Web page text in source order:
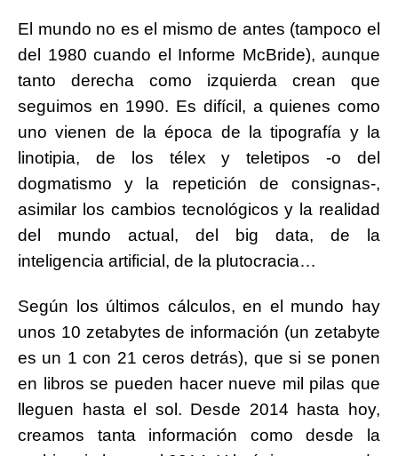
El mundo no es el mismo de antes (tampoco el
del 1980 cuando el Informe McBride), aunque
tanto derecha como izquierda crean que
seguimos en 1990. Es difícil, a quienes como
uno vienen de la época de la tipografía y la
linotipia, de los télex y teletipos -o del
dogmatismo y la repetición de consignas-,
asimilar los cambios tecnológicos y la realidad
del mundo actual, del big data, de la
inteligencia artificial, de la plutocracia…
Según los últimos cálculos, en el mundo hay
unos 10 zetabytes de información (un zetabyte
es un 1 con 21 ceros detrás), que si se ponen
en libros se pueden hacer nueve mil pilas que
lleguen hasta el sol. Desde 2014 hasta hoy,
creamos tanta información como desde la